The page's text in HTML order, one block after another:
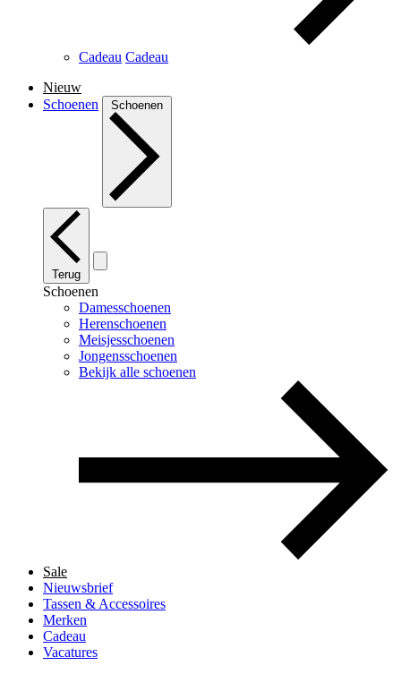
Cadeau Cadeau
Nieuw
Schoenen
Schoenen
Terug
Schoenen
Damesschoenen
Herenschoenen
Meisjesschoenen
Jongensschoenen
Bekijk alle schoenen
Sale
Nieuwsbrief
Tassen & Accessoires
Merken
Cadeau
Vacatures